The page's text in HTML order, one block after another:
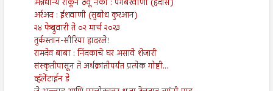
अन्नधान्य रोकून ठेवू नका : पैगंबरवाणी (हदीस)
अर्रअद : ईशवाणी (सुबोध कुरआन)
२४ फेब्रुवारी ते ०२ मार्च २०२३
तुर्कस्तान-सीरिया हादरले!
रामदेव बाबा : निंदकाचे घर असावे शेजारी
संस्कृतीपासून ते अर्थक्रांतीपर्यंत प्रत्येक गोष्टी...
व्हॅलेंटाईन डे